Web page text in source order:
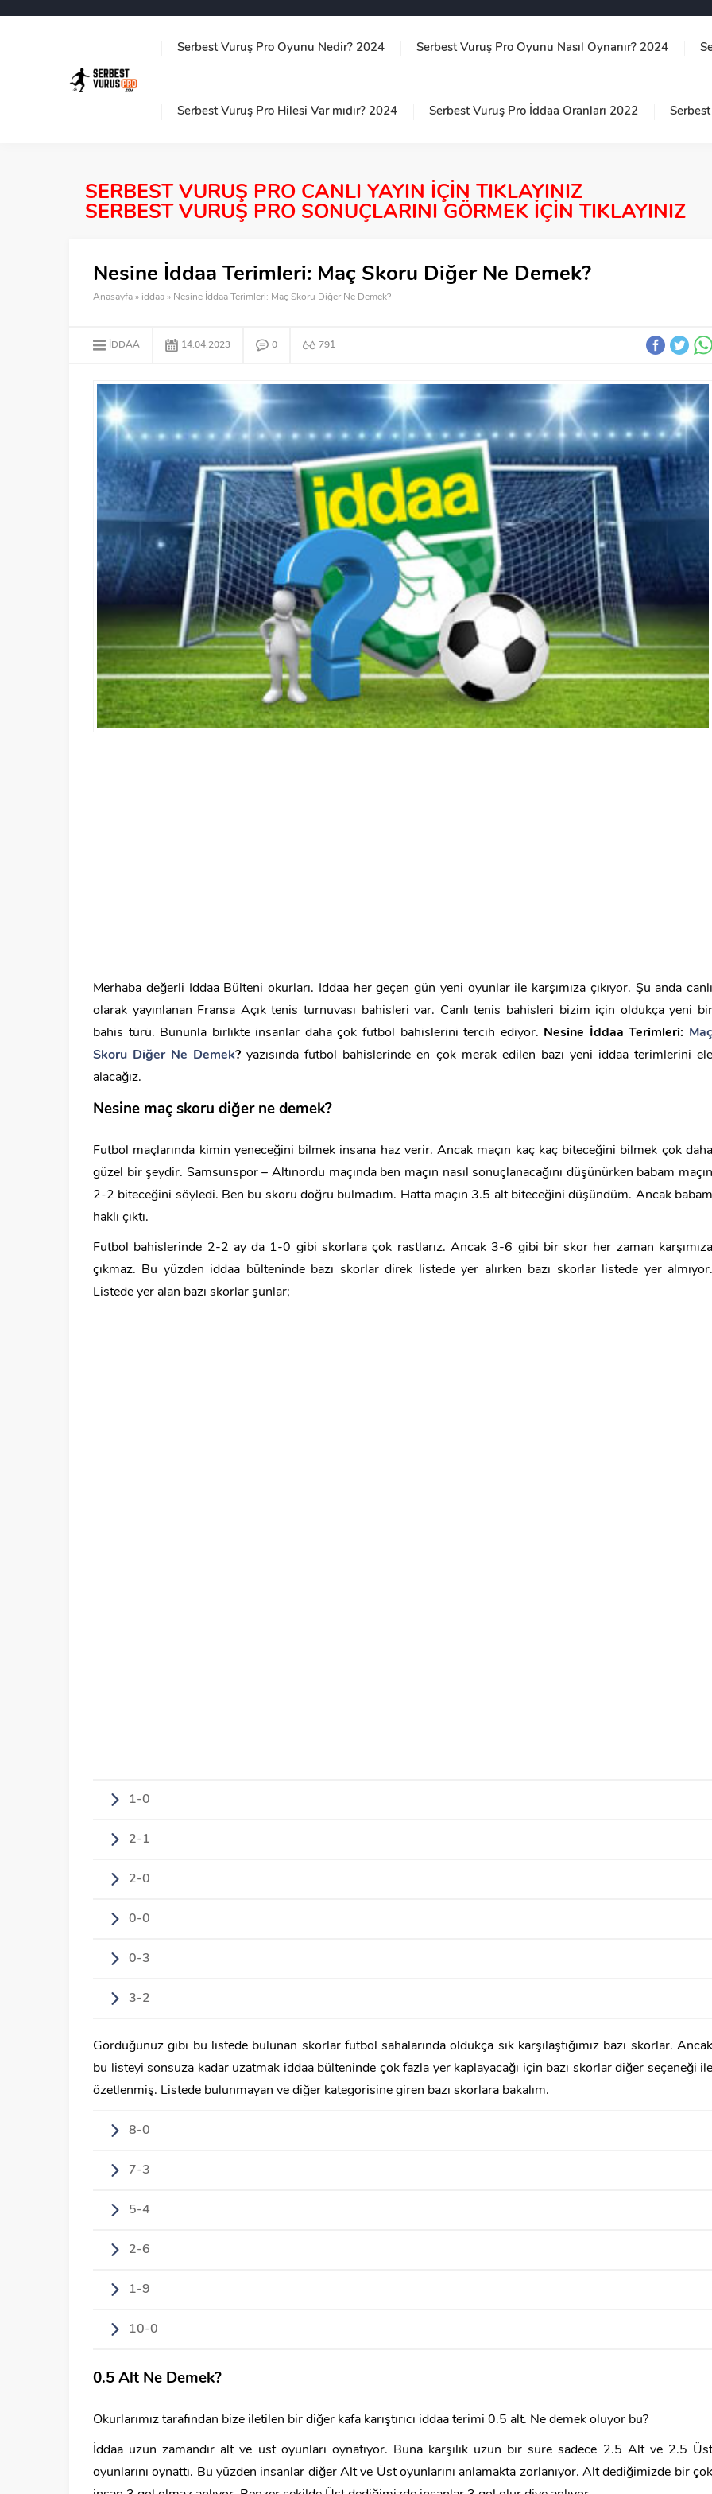
Serbest Vuruş Pro Oyunu Nedir? 2024 Serbest Vuruş Pro Oyunu Nasıl Oynanır? 2024
Serbest Vuruş Pro Hilesi Var mıdır? 2024 Serbest Vuruş Pro İddaa Oranları 2022
SERBEST VURUŞ PRO CANLI YAYIN İÇİN TIKLAYINIZ
SERBEST VURUŞ PRO SONUÇLARINI GÖRMEK İÇİN TIKLAYINIZ
Nesine İddaa Terimleri: Maç Skoru Diğer Ne Demek?
Anasayfa » iddaa » Nesine İddaa Terimleri: Maç Skoru Diğer Ne Demek?
IDDAA 14.04.2023 0 791
Merhaba değerli İddaa Bülteni okurları. İddaa her geçen gün yeni oyunlar ile karşımıza çıkıyor. Şu anda canlı
olarak yayınlanan Fransa Açık tenis turnuvası bahisleri var. Canlı tenis bahisleri bizim için oldukça yeni bir
bahis türü. Bununla birlikte insanlar daha çok futbol bahislerini tercih ediyor. Nesine İddaa Terimleri:
Skoru Diğer Ne Demek?yazısında futbol bahislerinde en çok merak edilen bazı yeni iddaa terimlerini
alacağız.
Nesine maç skoru diğer ne demek?
Futbol maçlarında kimin yeneceğini bilmek insana haz verir. Ancak maçın kaç kaç biteceğini bilmek çok daha
güzel bir şeydir. Samsunspor – Altınordu maçında ben maçın nasıl sonuçlanacağını düşünürken babam maçın
2-2 biteceğini söyledi. Ben bu skoru doğru bulmadım. Hatta maçın 3.5 alt biteceğini düşündüm. Ancak babam
haklı çıktı.
Futbol bahislerinde 2-2 ay da 1-0 gibi skorlara çok rastlarız. Ancak 3-6 gibi bir skor her zaman karşımıza
çıkmaz. Bu yüzden iddaa bülteninde bazı skorlar direk listede yer alırken bazı skorlar listede yer almıyor.
Listede yer alan bazı skorlar şunlar;
1-0
2-1
2-0
0-0
0-3
3-2
Gördüğünüz gibi bu listede bulunan skorlar futbol sahalarında oldukça sık karşılaştığımız bazı skorlar. Ancak
bu listeyi sonsuza kadar uzatmak iddaa bülteninde çok fazla yer kaplayacağı için bazı skorlar diğer seçeneği ile
özetlenmiş. Listede bulunmayan ve diğer kategorisine giren bazı skorlara bakalım.
8-0
7-3
5-4
2-6
1-9
10-0
0.5 Alt Ne Demek?
Okurlarımız tarafından bize iletilen bir diğer kafa karıştırıcı iddaa terimi 0.5 alt. Ne demek oluyor bu?
İddaa uzun zamandır alt ve üst oyunları oynatıyor. Buna karşılık uzun bir süre sadece 2.5 Alt ve 2.5 Üst
oyunlarını oynattı. Bu yüzden insanlar diğer Alt ve Üst oyunlarını anlamakta zorlanıyor. Alt dediğimizde bir çok